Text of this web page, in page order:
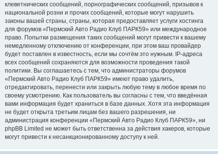
клеветнических сообщений, порнографических сообщений, призывов к
национальной розни и прочих сообщений, которые могут нарушить
законы вашей страны, страны, которая предоставляет услуги хостинга
для форумов «Пермский Авто Радио Клуб ПАРК59» или международное
право. Попытки размещения таких сообщений могут привести к вашему
немедленному отключению от конференции, при этом ваш провайдер
будет поставлен в известность, если мы сочтём это нужным. IP-адреса
всех сообщений сохраняются для возможности проведения такой
политики. Вы соглашаетесь с тем, что администраторы форумов
«Пермский Авто Радио Клуб ПАРК59» имеют право удалить,
отредактировать, перенести или закрыть любую тему в любое время по
своему усмотрению. Как пользователь вы согласны с тем, что введённая
вами информация будет храниться в базе данных. Хотя эта информация
не будет открыта третьим лицам без вашего разрешения, ни
администрация конференции «Пермский Авто Радио Клуб ПАРК59», ни
phpBB Limited не может быть ответственна за действия хакеров, которые
могут привести к несанкционированному доступу к ней.